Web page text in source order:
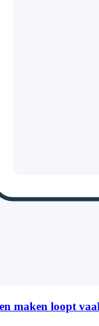
maken loopt